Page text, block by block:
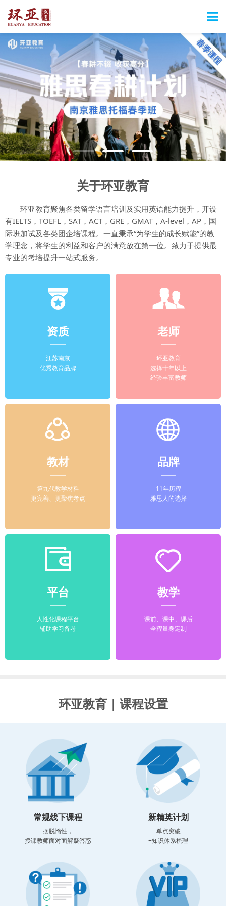
关于环亚教育
环亚教育聚焦各类留学语言培训及实用英语能力提升，开设
有IELTS，TOEFL，SAT，ACT，GRE，GMAT，A-level，AP，国
际班加试及各类团企培课程。一直秉承“为学生的成长赋能”的教
学理念，将学生的利益和客户的满意放在第一位。致力于提供最
专业的考培提升一站式服务。
资质
江苏南京
优秀教育品牌
老师
环亚教育
选择十年以上
经验丰富教师
教材
第九代教学材料
更完善、更聚焦考点
品牌
11年历程
雅思人的选择
平台
人性化课程平台
辅助学习备考
教学
课前、课中、课后
全程量身定制
环亚教育 | 课程设置
常规线下课程
摆脱惰性，
授课教师面对面解疑答惑
新精英计划
单点突破
+知识体系梳理